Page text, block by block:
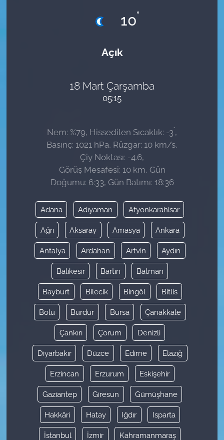
10°
Açık
18 Mart Çarşamba
05:15
Nem: %79, Hissedilen Sıcaklık: -3°,
Basınç: 1021 hPa, Rüzgar: 10 km/s,
Çiy Noktası: -4.6,
Görüş Mesafesi: 10 km, Gün
Doğumu: 6:33, Gün Batımı: 18:36
Adana Adıyaman Afyonkarahisar
Ağrı Aksaray Amasya Ankara
Antalya Ardahan Artvin Aydın
Balıkesir Bartın Batman
Bayburt Bilecik Bingöl Bitlis
Bolu Burdur Bursa Çanakkale
Çankırı Çorum Denizli
Diyarbakır Düzce Edirne Elazığ
Erzincan Erzurum Eskişehir
Gaziantep Giresun Gümüşhane
Hakkâri Hatay Iğdır Isparta
İstanbul İzmir Kahramanmaraş